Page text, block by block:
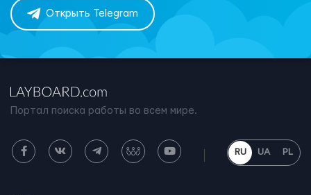
Открыть Telegram
Портал поиска работы во всем мире.
RU UA PL